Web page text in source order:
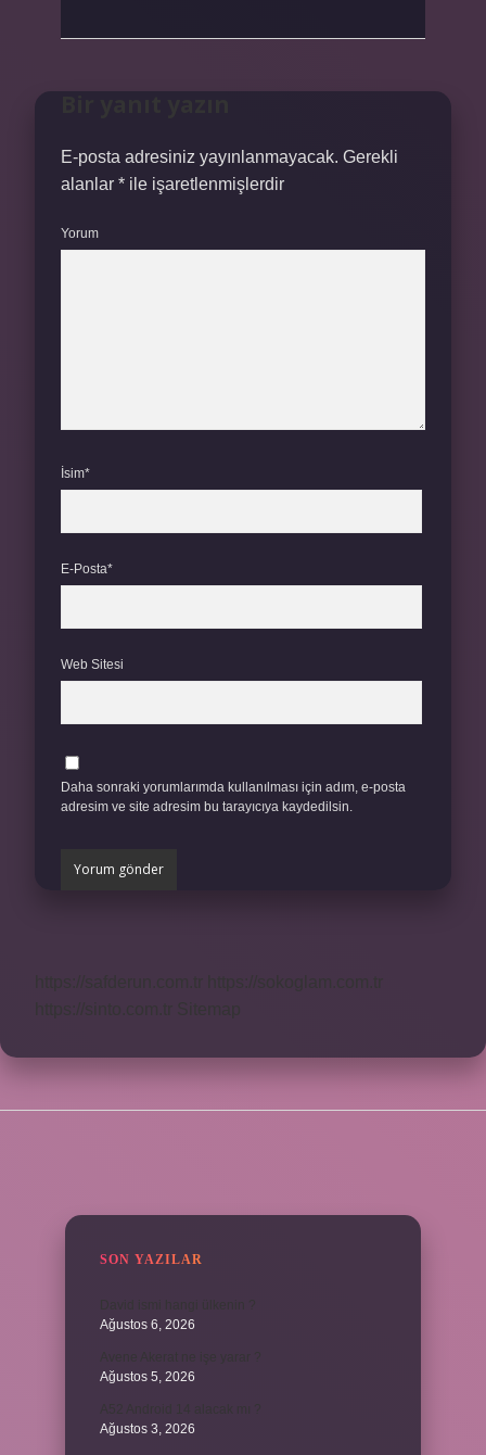
E-posta adresiniz yayınlanmayacak. Gerekli
alanlar * ile işaretlenmişlerdir
Yorum
İsim*
E-Posta*
Web Sitesi
Daha sonraki yorumlarımda kullanılması için adım, e-posta
adresim ve site adresim bu tarayıcıya kaydedilsin.
SON YAZILAR
Ağustos 6, 2026
Ağustos 5, 2026
Ağustos 3, 2026